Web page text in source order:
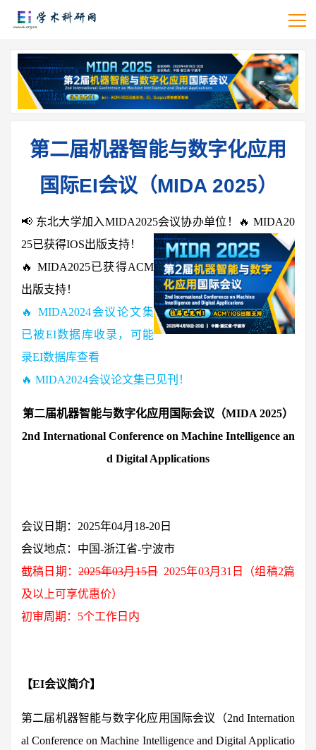
第二届机器智能与数字化应用
国际EI会议（MIDA 2025）
📢 东北大学加入MIDA2025会议协办单位！
🔥 MIDA20
25已获得IOS出版支持！
🔥 MIDA2025已获得ACM
出版支持！
🔥 MIDA2024会议论文集
已被EI数据库收录，可能
录EI数据库查看
🔥 MIDA2024会议论文集已见刊！
第二届机器智能与数字化应用国际会议（MIDA 2025）
2nd International Conference on Machine Intelligence an
d Digital Applications
会议日期：2025年04月18-20日
会议地点：中国-浙江省-宁波市
截稿日期：2025年03月15日2025年03月31日（组稿2篇
及以上可享优惠价）
初审周期：5个工作日内
【EI会议简介】
第二届机器智能与数字化应用国际会议（2nd Internation
al Conference on Machine Intelligence and Digital Applicatio